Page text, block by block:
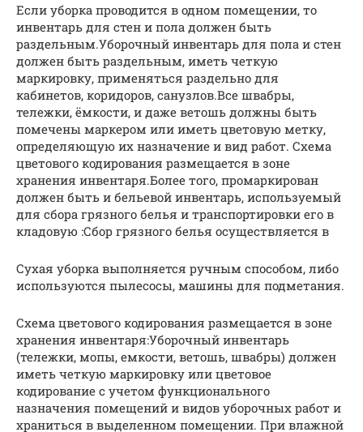
Если уборка проводится в одном помещении, то
инвентарь для стен и пола должен быть
раздельным.Уборочный инвентарь для пола и стен
должен быть раздельным, иметь четкую
маркировку, применяться раздельно для
кабинетов, коридоров, санузлов.Все швабры,
тележки, ёмкости, и даже ветошь должны быть
помечены маркером или иметь цветовую метку,
определяющую их назначение и вид работ. Схема
цветового кодирования размещается в зоне
хранения инвентаря.Более того, промаркирован
должен быть и бельевой инвентарь, используемый
для сбора грязного белья и транспортировки его в
кладовую :Сбор грязного белья осуществляется в
Сухая уборка выполняется ручным способом, либо
используются пылесосы, машины для подметания.
Схема цветового кодирования размещается в зоне
хранения инвентаря:Уборочный инвентарь
(тележки, мопы, емкости, ветошь, швабры) должен
иметь четкую маркировку или цветовое
кодирование с учетом функционального
назначения помещений и видов уборочных работ и
храниться в выделенном помещении. При влажной